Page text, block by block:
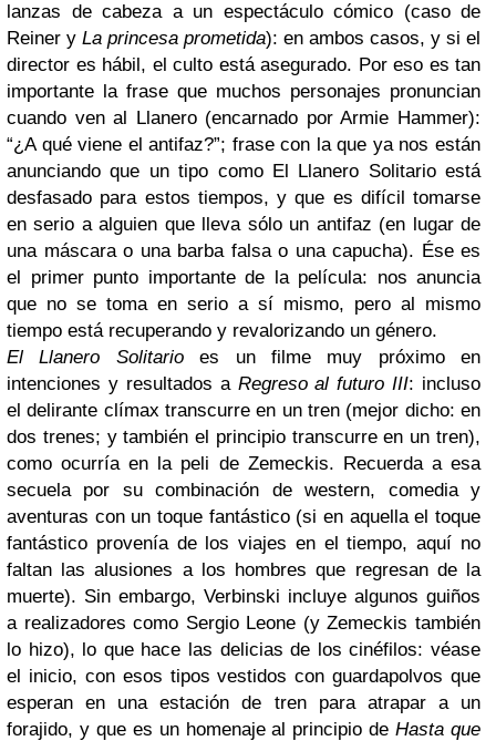
lanzas de cabeza a un espectáculo cómico (caso de
Reiner y La princesa prometida): en ambos casos, y si el
director es hábil, el culto está asegurado. Por eso es tan
importante la frase que muchos personajes pronuncian
cuando ven al Llanero (encarnado por Armie Hammer):
“¿A qué viene el antifaz?”; frase con la que ya nos están
anunciando que un tipo como El Llanero Solitario está
desfasado para estos tiempos, y que es difícil tomarse
en serio a alguien que lleva sólo un antifaz (en lugar de
una máscara o una barba falsa o una capucha). Ése es
el primer punto importante de la película: nos anuncia
que no se toma en serio a sí mismo, pero al mismo
tiempo está recuperando y revalorizando un género.
El Llanero Solitarioes un filme muy próximo en
intenciones y resultados a Regreso al futuro III: incluso
el delirante clímax transcurre en un tren (mejor dicho: en
dos trenes; y también el principio transcurre en un tren),
como ocurría en la peli de Zemeckis. Recuerda a esa
secuela por su combinación de western, comedia y
aventuras con un toque fantástico (si en aquella el toque
fantástico provenía de los viajes en el tiempo, aquí no
faltan las alusiones a los hombres que regresan de la
muerte). Sin embargo, Verbinski incluye algunos guiños
a realizadores como Sergio Leone (y Zemeckis también
lo hizo), lo que hace las delicias de los cinéfilos: véase
el inicio, con esos tipos vestidos con guardapolvos que
esperan en una estación de tren para atrapar a un
forajido, y que es un homenaje al principio deHasta que